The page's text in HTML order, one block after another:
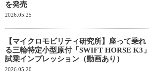
を発売
2026.05.25
【マイクロモビリティ研究所】座って乗れ
る三輪特定小型原付「SWIFT HORSE K3」
試乗インプレッション（動画あり）
2026.05.20